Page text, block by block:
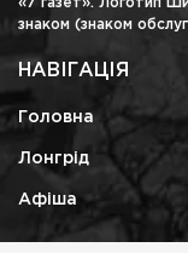
«7 газет». Логотип
знаком (знаком
НАВІГАЦІЯ
Головна
Лонгрід
Афіша